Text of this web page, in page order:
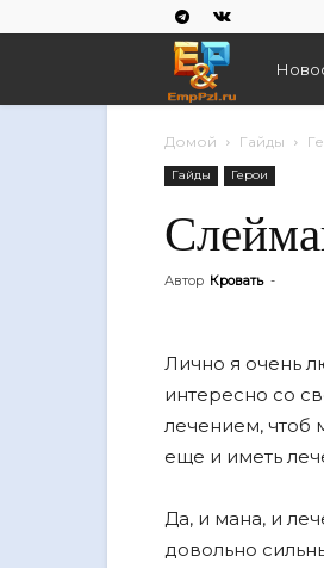
Empires
And
Домой Гайды
Гайды Герои
Автор Кровать -
Лично я очень
интересно со
лечением, чтоб
еще и иметь
Да, и мана, и
довольно